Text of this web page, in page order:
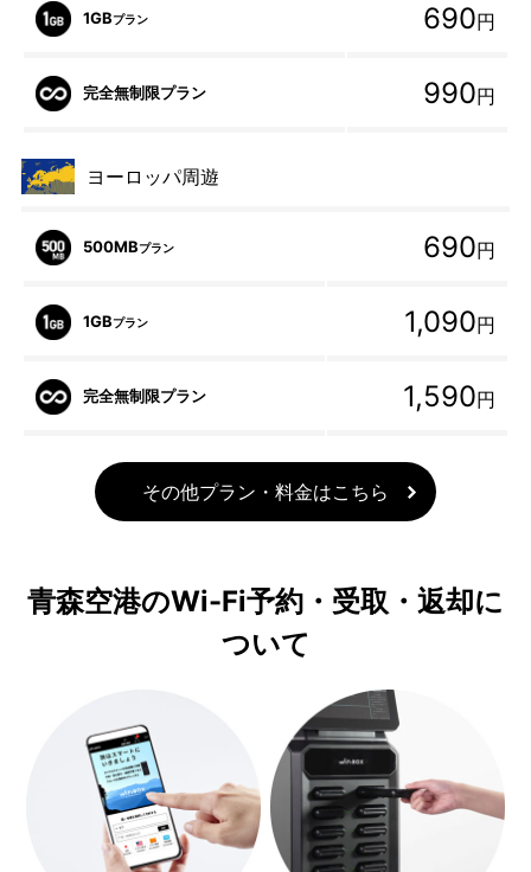
1GBプラン 690円
完全無制限プラン 990円
ヨーロッパ周遊
500MBプラン 690円
1GBプラン 1,090円
完全無制限プラン 1,590円
その他プラン・料金はこちら
青森空港のWi-Fi予約・受取・返却に
ついて